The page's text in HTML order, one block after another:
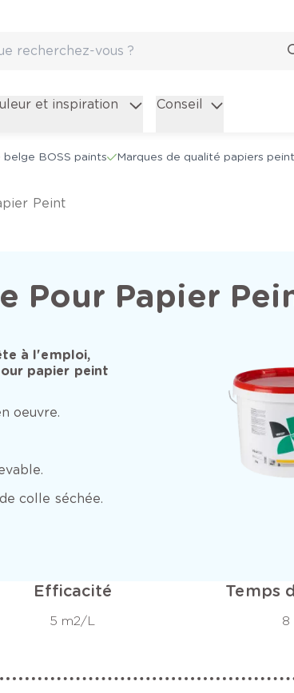
et inspiration Conseil
BOSS paints Marques de qualité papiers
Peint
Pour Papier
à l'emploi,
papier peint
oeuvre.
colle séchée.
Efficacité
5 m2/L
Temps
8